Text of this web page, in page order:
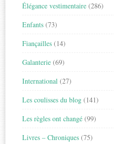
Élégance vestimentaire (286)
Enfants (73)
Fiançailles (14)
Galanterie (69)
International (27)
Les coulisses du blog (141)
Les règles ont changé (99)
Livres – Chroniques (75)